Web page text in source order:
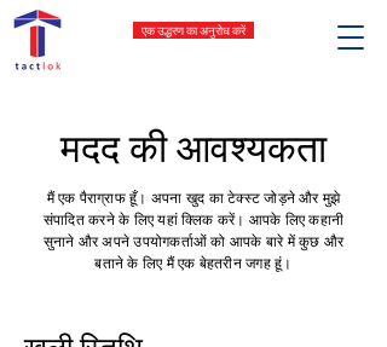
एक उद्धरण का अनुरोध करें
मदद की आवश्यकता
मैं एक पैराग्राफ हूँ। अपना खुद का टेक्स्ट जोड़ने और मुझे
संपादित करने के लिए यहां क्लिक करें। आपके लिए कहानी
सुनाने और अपने उपयोगकर्ताओं को आपके बारे में कुछ और
बताने के लिए मैं एक बेहतरीन जगह हूं।